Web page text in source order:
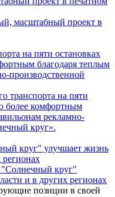
масштабный проект в
транспорта на пяти
более комфортным
рекламно-
круг».
круг"
и в других регионах
позиции в своей